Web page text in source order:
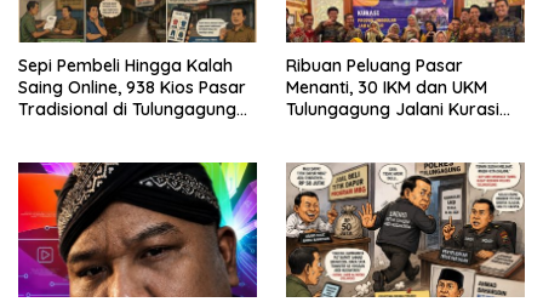
Sepi Pembeli Hingga Kalah
Saing Online, 938 Kios Pasar
Tradisional di Tulungagung
Ribuan Peluang Pasar
Menanti, 30 IKM dan UKM
Tulungagung Jalani Kurasi